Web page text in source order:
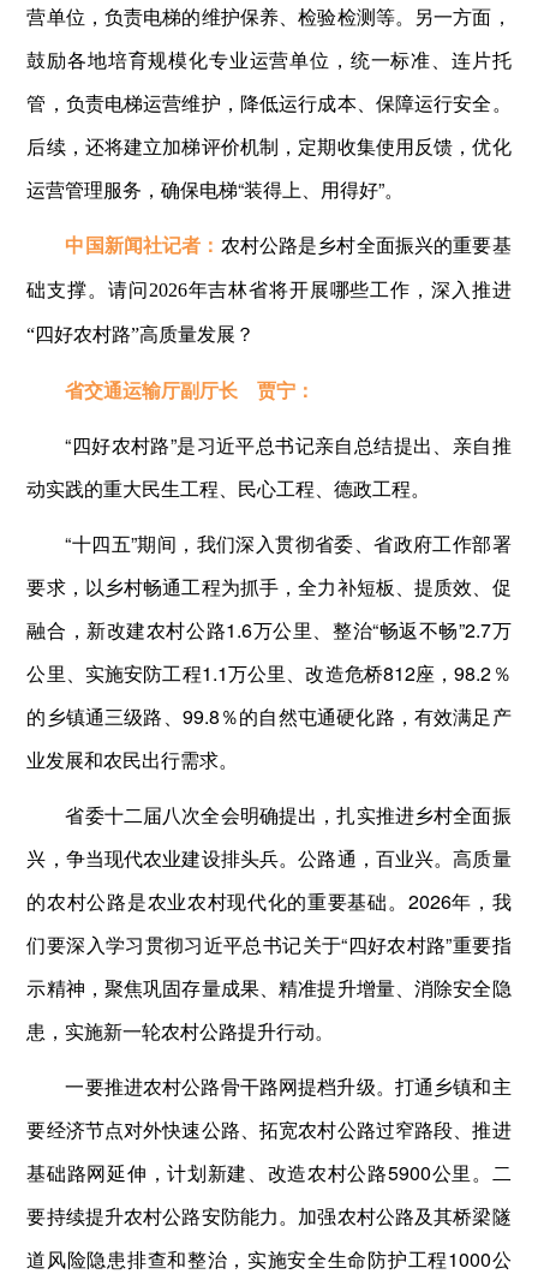
营单位，负责电梯的维护保养、检验检测等。另一方面，
鼓励各地培育规模化专业运营单位，统一标准、连片托
管，负责电梯运营维护，降低运行成本、保障运行安全。
后续，还将建立加梯评价机制，定期收集使用反馈，优化
运营管理服务，确保电梯“装得上、用得好”。
中国新闻社记者： 农村公路是乡村全面振兴的重要基
础支撑。请问2026年吉林省将开展哪些工作，深入推进
“四好农村路”高质量发展？
省交通运输厅副厅长 贾宁：
“四好农村路”是习近平总书记亲自总结提出、亲自推
动实践的重大民生工程、民心工程、德政工程。
“十四五”期间，我们深入贯彻省委、省政府工作部署
要求，以乡村畅通工程为抓手，全力补短板、提质效、促
融合，新改建农村公路1.6万公里、整治“畅返不畅”2.7万
公里、实施安防工程1.1万公里、改造危桥812座，98.2％
的乡镇通三级路、99.8％的自然屯通硬化路，有效满足产
业发展和农民出行需求。
省委十二届八次全会明确提出，扎实推进乡村全面振
兴，争当现代农业建设排头兵。公路通，百业兴。高质量
的农村公路是农业农村现代化的重要基础。2026年，我
们要深入学习贯彻习近平总书记关于“四好农村路”重要指
示精神，聚焦巩固存量成果、精准提升增量、消除安全隐
患，实施新一轮农村公路提升行动。
一要推进农村公路骨干路网提档升级。打通乡镇和主
要经济节点对外快速公路、拓宽农村公路过窄路段、推进
基础路网延伸，计划新建、改造农村公路5900公里。二
要持续提升农村公路安防能力。加强农村公路及其桥梁隧
道风险隐患排查和整治，实施安全生命防护工程1000公